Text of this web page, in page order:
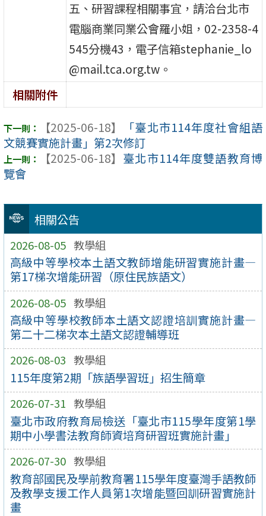
相關公告
2026-08-05 教學組
高級中等學校本土語文教師增能研習實施計畫—
第17梯次增能研習（原住民族語文）
2026-08-05 教學組
高級中等學校教師本土語文認證培訓實施計畫—
第二十二梯次本土語文認證輔導班
2026-08-03 教學組
115年度第2期「族語學習班」招生簡章
2026-07-31 教學組
臺北市政府教育局檢送「臺北市115學年度第1學
期中小學書法教育師資培育研習班實施計畫」
2026-07-30 教學組
教育部國民及學前教育署115學年度臺灣手語教師
及教學支援工作人員第1次增能暨回訓研習實施計
畫
五、研習課程相關事宜，請洽台北市
電腦商業同業公會羅小姐，02-2358-4
545分機43，電子信箱stephanie_lo
@mail.tca.org.tw。
相關附件
【2025-06-18】
「臺北市114年度社會組語
文競賽實施計畫」第2次修訂
【2025-06-18】 臺北市114年度雙語教育博
覽會